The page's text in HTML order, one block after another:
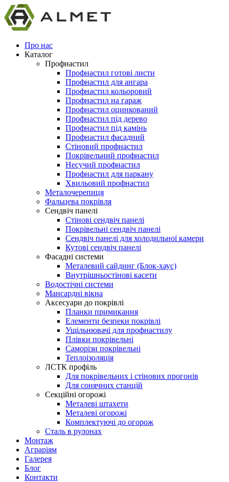
Про нас
Каталог
Профнастил
Профнастил готові листи
Профнастил для ангара
Профнастил кольоровий
Профнастил на гараж
Профнастил оцинкований
Профнастил під дерево
Профнастил під камінь
Профнастил фасадний
Стіновий профнастил
Покрівельний профнастил
Несучий профнастил
Профнастил для паркану
Хвильовий профнастил
Металочерепиця
Фальцева покрівля
Сендвіч панелі
Стінові сендвіч панелі
Покрівельні сендвіч панелі
Сендвіч панелі для холодильної камери
Кутові сендвіч панелі
Фасадні системи
Металевий сайдинг (Блок-хаус)
Внутрішньостінові касети
Водостічні системи
Мансардні вікна
Аксесуари до покрівлі
Планки примикання
Елементи безпеки покрівлі
Ущільнювачі для профнастилу
Плівки покрівельні
Саморізи покрівельні
Теплоізоляція
ЛСТК профіль
Для покрівельних і стінових прогонів
Для сонячних станцій
Секційні огорожі
Металеві штахети
Металеві огорожі
Комплектуючі до огорож
Сталь в рулонах
Монтаж
Аграріям
Галерея
Блог
Контакти